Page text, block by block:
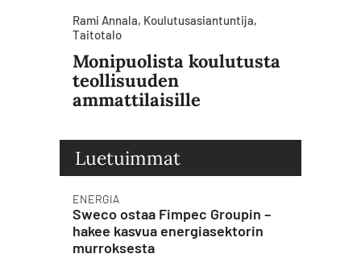
Rami Annala, Koulutusasiantuntija,
Taitotalo
Monipuolista koulutusta
teollisuuden
ammattilaisille
Luetuimmat
ENERGIA
Sweco ostaa Fimpec Groupin –
hakee kasvua energiasektorin
murroksesta